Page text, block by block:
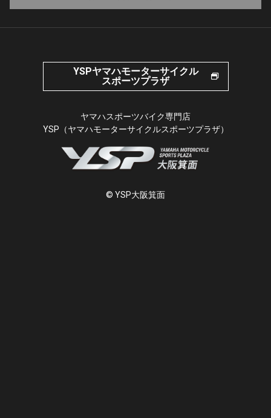
YSPヤマハモーターサイクル
スポーツプラザ
ヤマハスポーツバイク専門店
YSP（ヤマハモーターサイクルスポーツプラザ）
© YSP大阪箕面